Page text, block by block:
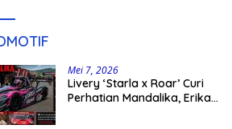
Mei 7, 2026
Livery ‘Starla x Roar’ Curi
Perhatian Mandalika, Erika